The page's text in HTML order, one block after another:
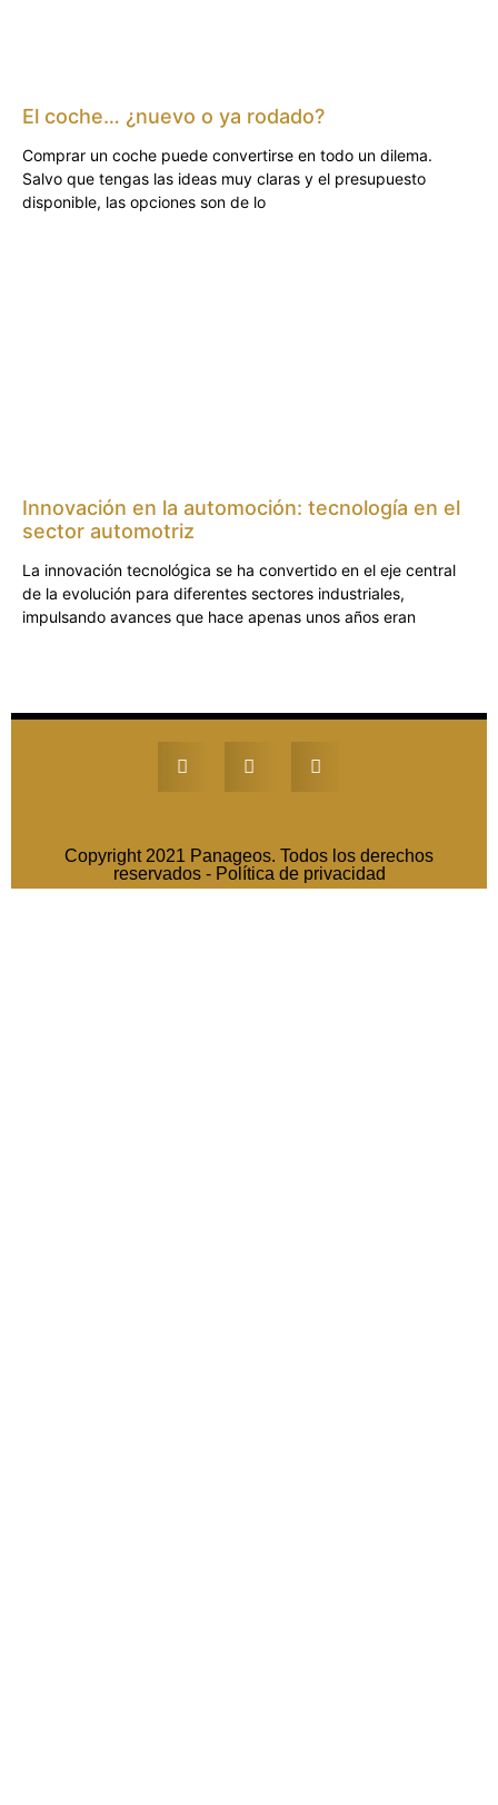
El coche… ¿nuevo o ya rodado?
Comprar un coche puede convertirse en todo un dilema.
Salvo que tengas las ideas muy claras y el presupuesto
disponible, las opciones son de lo
Innovación en la automoción: tecnología en el
sector automotriz
La innovación tecnológica se ha convertido en el eje central
de la evolución para diferentes sectores industriales,
impulsando avances que hace apenas unos años eran
Copyright 2021 Panageos. Todos los derechos
reservados - Política de privacidad